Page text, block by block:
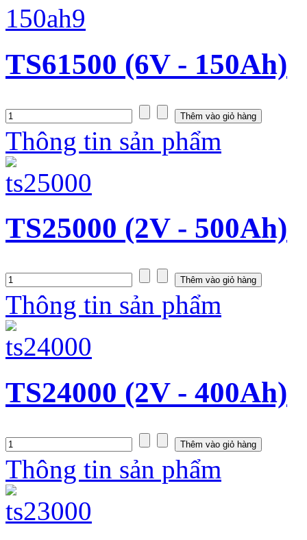
TS61500 (6V - 150Ah)
Thông tin sản phẩm
TS25000 (2V - 500Ah)
Thông tin sản phẩm
TS24000 (2V - 400Ah)
Thông tin sản phẩm